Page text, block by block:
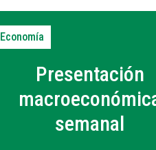
Economía
Presentación
semanal